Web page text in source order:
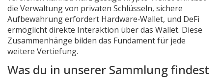
die Verwaltung von privaten Schlüsseln, sichere
Aufbewahrung erfordert Hardware‑Wallet, und DeFi
ermöglicht direkte Interaktion über das Wallet. Diese
Zusammenhänge bilden das Fundament für jede
weitere Vertiefung.
Was du in unserer Sammlung findest